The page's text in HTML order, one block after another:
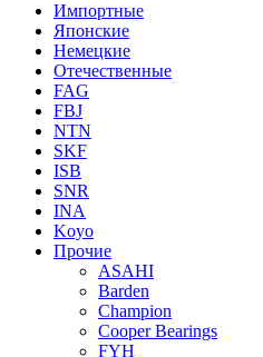
Импортные
Японские
Немецкие
Отечественные
FAG
FBJ
NTN
SKF
ISB
SNR
INA
Koyo
Прочие
ASAHI
Barden
Champion
Cooper Bearings
FYH